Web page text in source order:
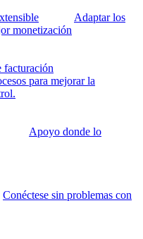
Adaptar los
monetización
facturación
para mejorar la
Apoyo donde lo
Conéctese sin problemas con